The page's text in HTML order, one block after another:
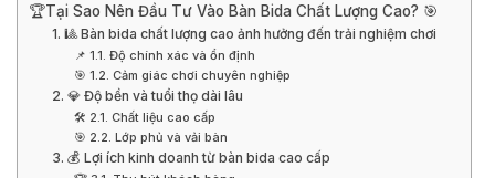
🏆Tại Sao Nên Đầu Tư Vào Bàn Bida Chất Lượng Cao? 🎯
1. 🎱 Bàn bida chất lượng cao ảnh hưởng đến trải nghiệm chơi
📌 1.1. Độ chính xác và ổn định
🎯 1.2. Cảm giác chơi chuyên nghiệp
2. 💎 Độ bền và tuổi thọ dài lâu
🛠 2.1. Chất liệu cao cấp
🎯 2.2. Lớp phủ và vải bàn
3. 💰 Lợi ích kinh doanh từ bàn bida cao cấp